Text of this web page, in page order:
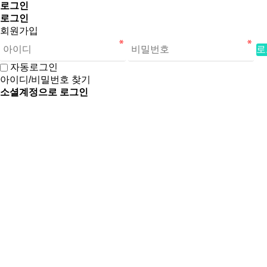
로그인
로그인
회원가입
자동로그인
아이디/비밀번호 찾기
소셜계정으로 로그인